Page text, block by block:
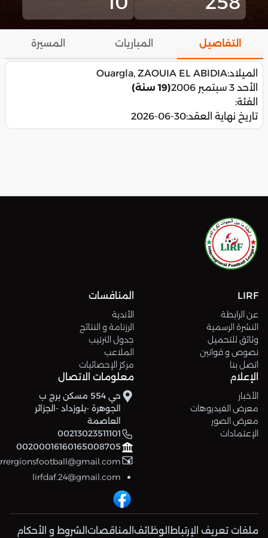
التفاصيل المباريات المسيرة
الميلاد:Ouargla, ZAOUIA EL ABIDIA
الأحد 3 سبتمبر 2006
(19 سنة)
الفئة:
تاريخ نهاية العقد:2026-06-30
LIRF
عن الرابطة
النشرة الرسمية
وثائق للتحميل
نصوص و قوانين
اتصل بنا
المنافسات
الأندية
الرزنامة و النتائج
جدول الترتيب
الملاعب
مركز الإحصائيات
الإعلام
الأخبار
معرض الفيديوهات
معرض الصور
الإعتمادات
معلومات الاتصال
حي 554 مسكن برج ب
الجوهرة -بلوزداد -الجزائر
العاصمة
00213023511101
00200016160165008705
lirfdaf.24@gmail.com
ملفات تعريف الإرتباط الوظائف المناقصات الشروط و الأحكام